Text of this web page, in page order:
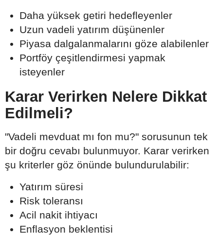
Daha yüksek getiri hedefleyenler
Uzun vadeli yatırım düşünenler
Piyasa dalgalanmalarını göze alabilenler
Portföy çeşitlendirmesi yapmak
isteyenler
Karar Verirken Nelere Dikkat
Edilmeli?
"Vadeli mevduat mı fon mu?" sorusunun tek
bir doğru cevabı bulunmuyor. Karar verirken
şu kriterler göz önünde bulundurulabilir:
Yatırım süresi
Risk toleransı
Acil nakit ihtiyacı
Enflasyon beklentisi